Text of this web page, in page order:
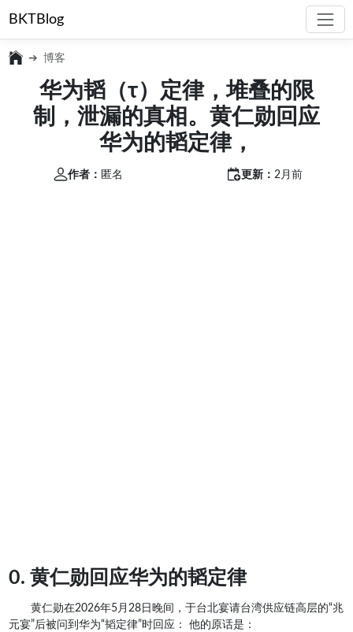
BKTBlog
博客
华为韬（τ）定律，堆叠的限
制，泄漏的真相。黄仁勋回应
华为的韬定律，
作者： 匿名 更新：2月前
0. 黄仁勋回应华为的韬定律
黄仁勋在2026年5月28日晚间，于台北宴请台湾供应链高层的“兆
元宴”后被问到华为“韬定律”时回应： 他的原话是：